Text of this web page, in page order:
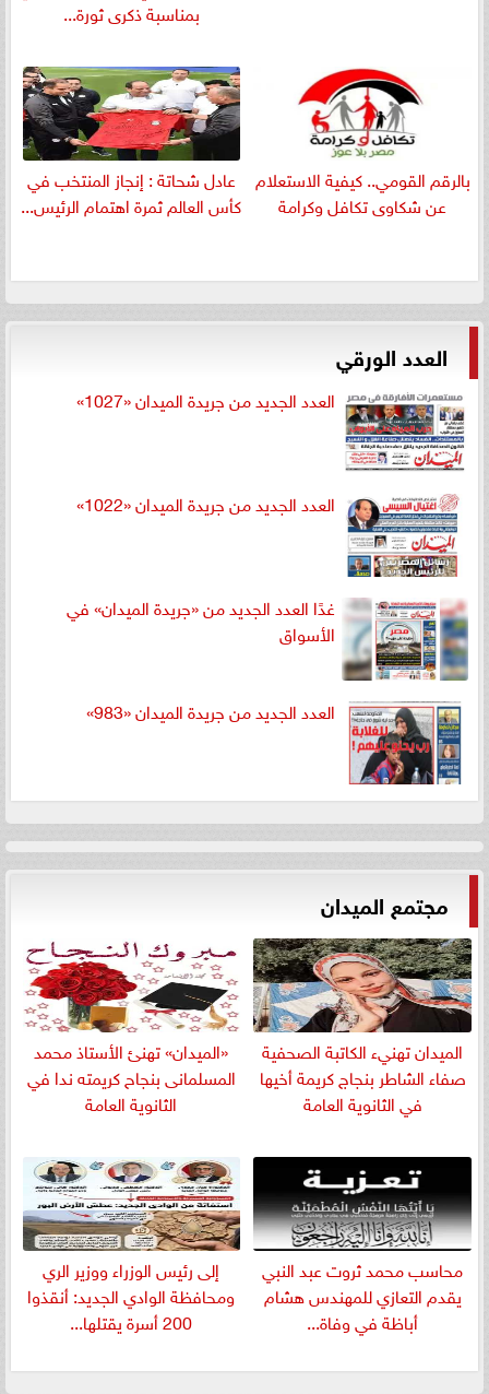
بمناسبة ذكرى ثورة...
بالرقم القومي.. كيفية الاستعلام
عن شكاوى تكافل وكرامة
عادل شحاتة : إنجاز المنتخب في
كأس العالم ثمرة اهتمام الرئيس...
العدد الورقي
العدد الجديد من جريدة الميدان «1027»
العدد الجديد من جريدة الميدان «1022»
غدًا العدد الجديد من «جريدة الميدان» في
الأسواق
العدد الجديد من جريدة الميدان «983»
مجتمع الميدان
الميدان تهنيء الكاتبة الصحفية
صفاء الشاطر بنجاج كريمة أخيها
في الثانوية العامة
«الميدان» تهنئ الأستاذ محمد
المسلمانى بنجاح كريمته ندا في
الثانوية العامة
​محاسب محمد ثروت عبد النبي
يقدم التعازي للمهندس هشام
أباظة في وفاة...
إلى رئيس الوزراء ووزير الري
ومحافظة الوادي الجديد: أنقذوا
200 أسرة يقتلها...